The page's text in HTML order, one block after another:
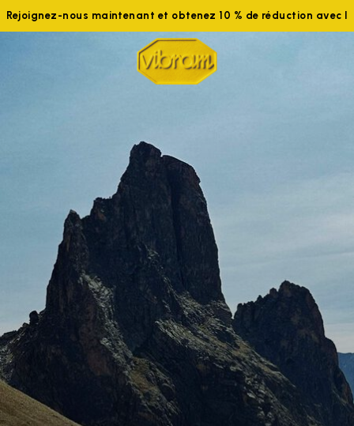
Rejoignez-nous maintenant et obtenez 10 % de réduction avec le